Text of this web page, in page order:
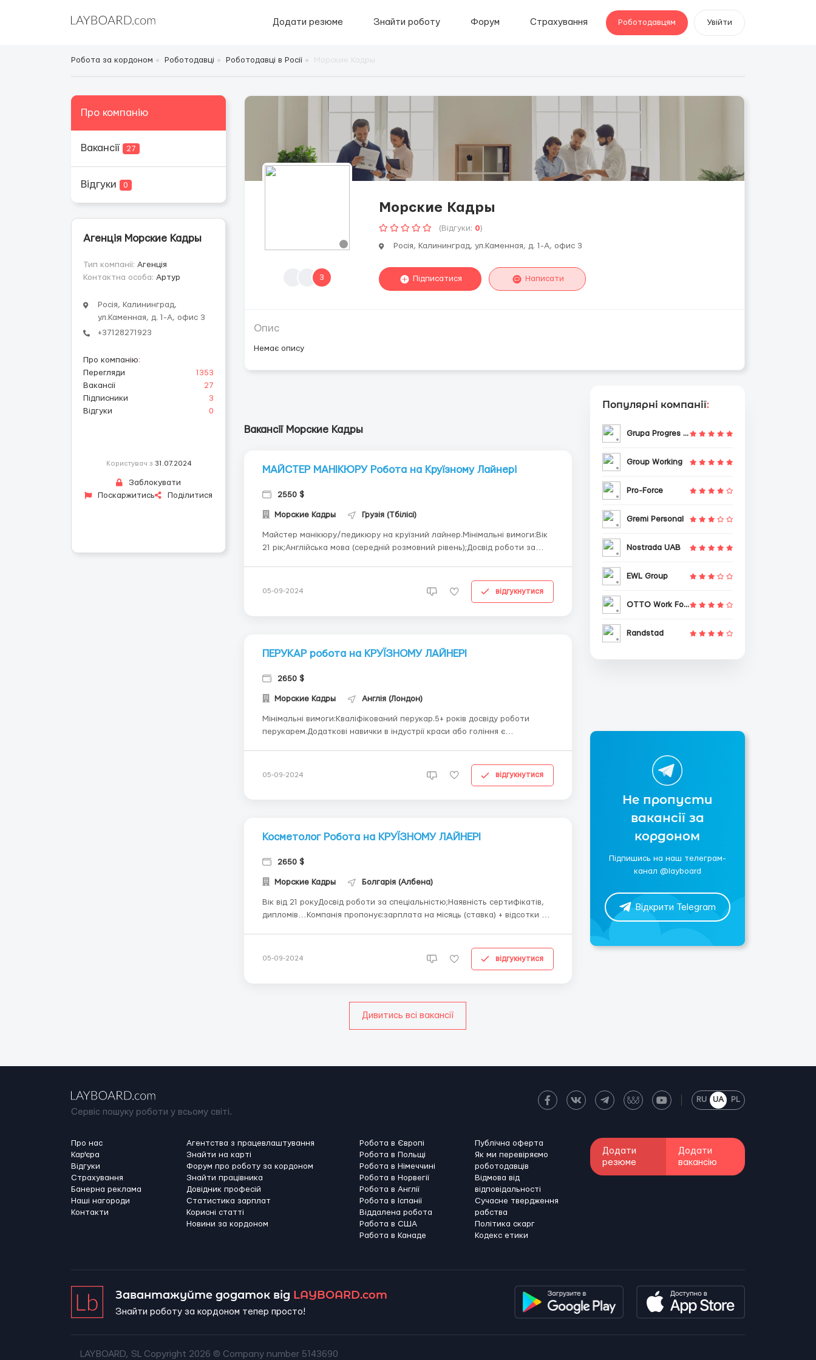
Додати резюме Знайти роботу Форум Страхування Роботодавцям Увійти
Робота за кордоном Роботодавці Роботодавці в Росії
Про компанію
Вакансії 27
Відгуки 0
Агенція Морские Кадры
Тип компанії: Агенція
Контактна особа: Артур
Росія, Калининград,
ул.Каменная, д. 1-А, офис 3
+37128271923
Про компанію:
Перегляди
1353
Вакансії
27
Підписники
3
Відгуки
0
Користувач з 31.07.2024
Заблокувати
Поскаржитись
Поділитися
3
Морские Кадры
(Відгуки: 0)
Росія, Калининград, ул.Каменная, д. 1-А, офис 3
Підписатися Написати
Опис
Немає опису
Вакансії Морские Кадры
МАЙСТЕР МАНІКЮРУ Робота на Круїзному Лайнері
2550 $
Морские Кадры Грузія (Тбілісі)
Майстер манікюру/педикюру на круїзний лайнер.Мінімальні вимоги:Вік
21 рік;Англійська мова (середній розмовний рівень);Досвід роботи за
представленої продукції та чайових;контракт...
05-09-2024 відгукнутися
ПЕРУКАР робота на КРУЇЗНОМУ ЛАЙНЕРІ
2650 $
Морские Кадры Англія (Лондон)
Мінімальні вимоги:Кваліфікований перукар.5+ років досвіду роботи
перукарем.Додаткові навички в індустрії краси або гоління є
годин на день, 6 днів на тижденьПроживання (дв...
05-09-2024 відгукнутися
Косметолог Робота на КРУЇЗНОМУ ЛАЙНЕРІ
2650 $
Морские Кадры Болгарія (Албена)
Вік від 21 рокуДосвід роботи за спеціальністю;Наявність сертифікатів,
дипломів…Компанія пропонує:зарплата на місяць (ставка) + відсотки від
05-09-2024 відгукнутися
Дивитись всі вакансії
Популярні компанії:
Grupa Progres Sp. z o.o.
Group Working
Pro-Force
Gremi Personal
Nostrada UAB
EWL Group
OTTO Work Force
Randstad
Не пропусти
вакансії за
кордоном
Підпишись на наш телеграм-
канал @layboard
Відкрити Telegram
Сервіс пошуку роботи у всьому світі.
RU UA PL
Про нас
Кар'єра
Відгуки
Страхування
Банерна реклама
Наші нагороди
Контакти
Агентства з працевлаштування
Знайти на карті
Форум про роботу за кордоном
Знайти працівника
Довідник професій
Статистика зарплат
Корисні статті
Новини за кордоном
Робота в Європі
Робота в Польщі
Робота в Німеччині
Робота в Норвегії
Робота в Англії
Робота в Іспанії
Віддалена робота
Работа в США
Работа в Канадe
Публічна оферта
Як ми перевіряємо
роботодавців
Відмова від
відповідальності
Сучасне твердження
рабства
Політика скарг
Кодекс етики
Додати
резюме
Додати
вакансію
Завантажуйте додаток від LAYBOARD.com
Знайти роботу за кордоном тепер просто!
LAYBOARD, SL Copyright 2026 © Company number 5143690